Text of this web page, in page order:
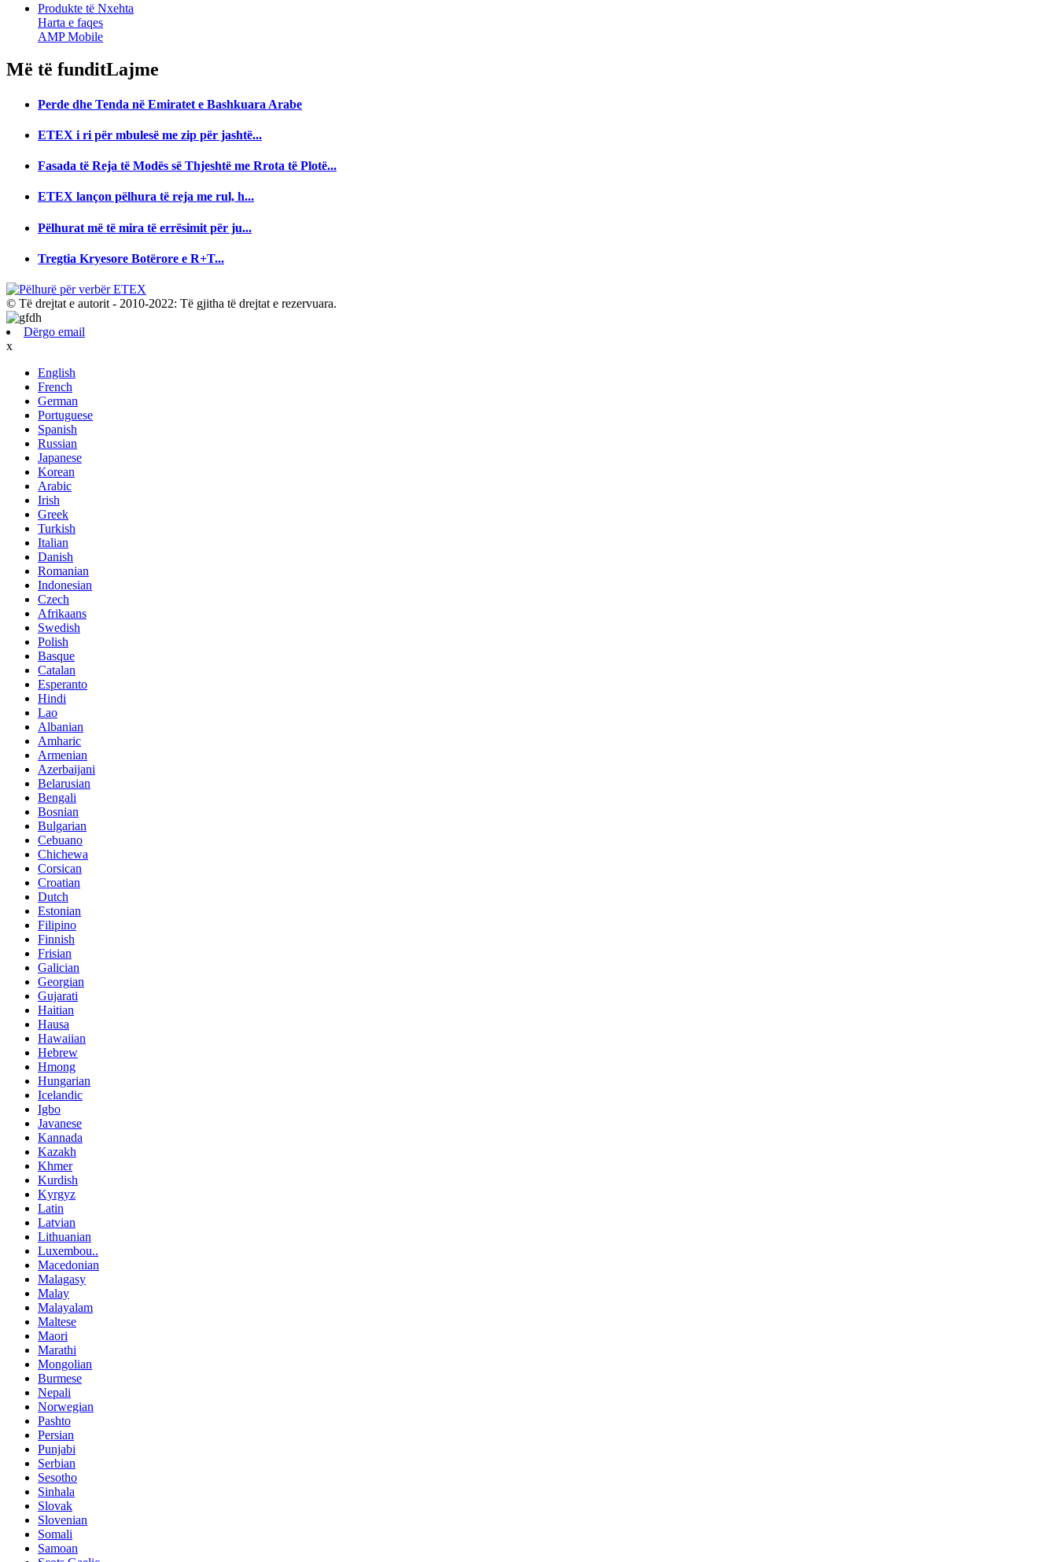
Produkte të Nxehta
Harta e faqes
AMP Mobile
Më të funditLajme
Perde dhe Tenda në Emiratet e Bashkuara Arabe
ETEX i ri për mbulesë me zip për jashtë...
Fasada të Reja të Modës së Thjeshtë me Rrota të Plotë...
ETEX lançon pëlhura të reja me rul, h...
Pëlhurat më të mira të errësimit për ju...
Tregtia Kryesore Botërore e R+T...
© Të drejtat e autorit - 2010-2022: Të gjitha të drejtat e rezervuara.
Dërgo email
x
English
French
German
Portuguese
Spanish
Russian
Japanese
Korean
Arabic
Irish
Greek
Turkish
Italian
Danish
Romanian
Indonesian
Czech
Afrikaans
Swedish
Polish
Basque
Catalan
Esperanto
Hindi
Lao
Albanian
Amharic
Armenian
Azerbaijani
Belarusian
Bengali
Bosnian
Bulgarian
Cebuano
Chichewa
Corsican
Croatian
Dutch
Estonian
Filipino
Finnish
Frisian
Galician
Georgian
Gujarati
Haitian
Hausa
Hawaiian
Hebrew
Hmong
Hungarian
Icelandic
Igbo
Javanese
Kannada
Kazakh
Khmer
Kurdish
Kyrgyz
Latin
Latvian
Lithuanian
Luxembou..
Macedonian
Malagasy
Malay
Malayalam
Maltese
Maori
Marathi
Mongolian
Burmese
Nepali
Norwegian
Pashto
Persian
Punjabi
Serbian
Sesotho
Sinhala
Slovak
Slovenian
Somali
Samoan